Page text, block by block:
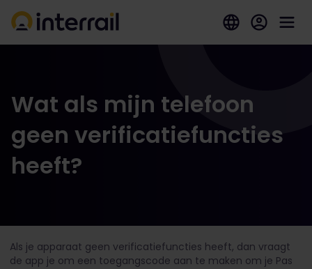
Wat als mijn telefoon
geen verificatiefuncties
heeft?
Als je apparaat geen verificatiefuncties heeft, dan vraagt
de app je om een toegangscode aan te maken om je Pas